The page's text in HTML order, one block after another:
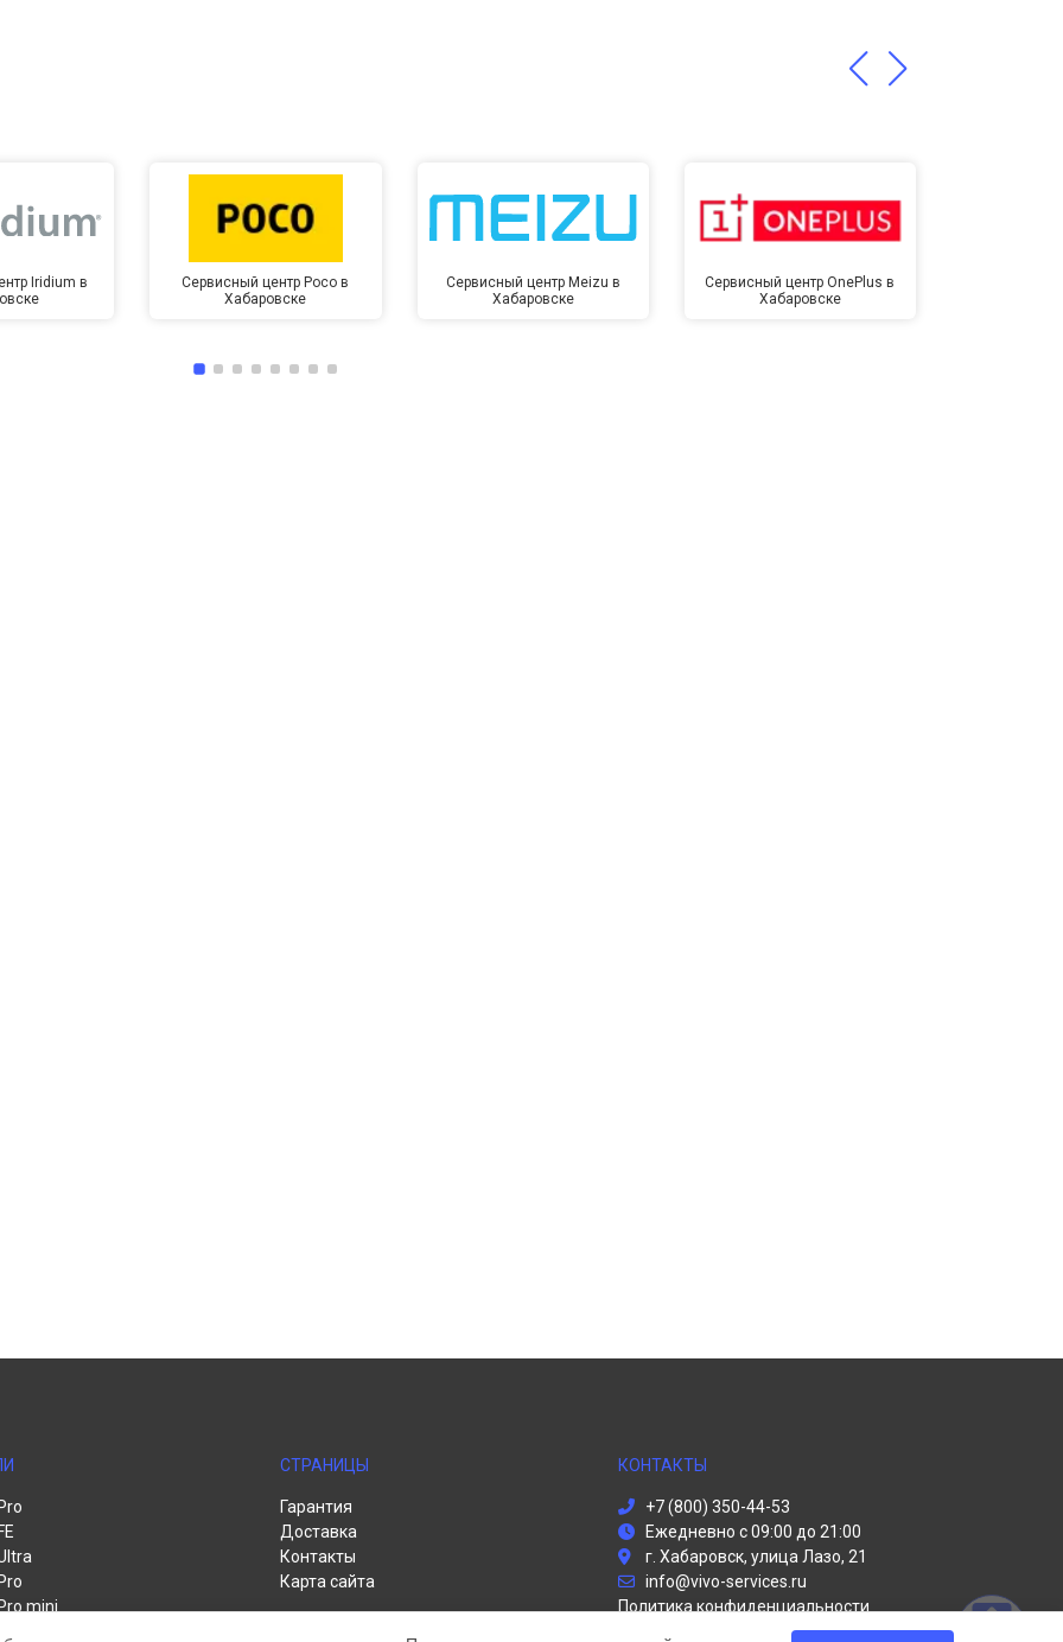
Iridium в
Сервисный центр Poco в
Хабаровске
Сервисный центр Meizu в
Хабаровске
Сервисный центр OnePlus в
Хабаровске
mini
СТРАНИЦЫ
Гарантия
Доставка
Контакты
Карта сайта
КОНТАКТЫ
+7 (800) 350-44-53
Ежедневно с 09:00 до 21:00
г. Хабаровск, улица Лазо, 21
info@vivo-services.ru
Политика конфиденциальности